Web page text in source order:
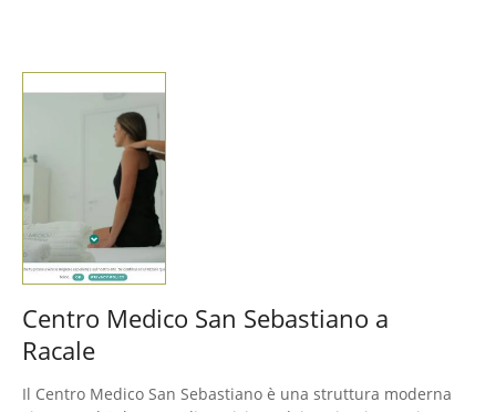
Centro Medico San Sebastiano a
Racale
Il Centro Medico San Sebastiano è una struttura moderna